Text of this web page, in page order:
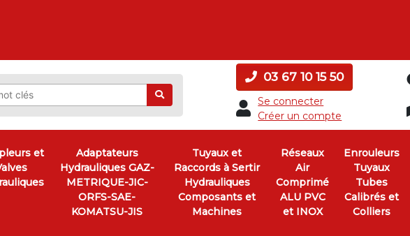
Ok
03 67 10 15 50
Se connecter
Créer un compte
et
Adaptateurs
Hydrauliques GAZ-
METRIQUE-JIC-
ORFS-SAE-
KOMATSU-JIS
Tuyaux et
Raccords à Sertir
Hydrauliques
Composants et
Machines
Réseaux
Air
Comprimé
ALU PVC
et INOX
Enrouleurs
Tuyaux
Tubes
Calibrés et
Colliers